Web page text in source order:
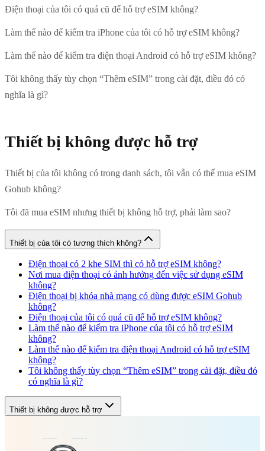
Điện thoại của tôi có quá cũ để hỗ trợ eSIM không?
Làm thế nào để kiểm tra iPhone của tôi có hỗ trợ eSIM không?
Làm thế nào để kiểm tra điện thoại Android có hỗ trợ eSIM không?
Tôi không thấy tùy chọn “Thêm eSIM” trong cài đặt, điều đó có
nghĩa là gì?
Thiết bị không được hỗ trợ
Thiết bị của tôi không có trong danh sách, tôi vẫn có thể mua eSIM
Gohub không?
Tôi đã mua eSIM nhưng thiết bị không hỗ trợ, phải làm sao?
Thiết bị của tôi có tương thích không?
Điện thoại có 2 khe SIM thì có hỗ trợ eSIM không?
Nơi mua điện thoại có ảnh hưởng đến việc sử dụng eSIM
không?
Điện thoại bị khóa nhà mạng có dùng được eSIM Gohub
không?
Điện thoại của tôi có quá cũ để hỗ trợ eSIM không?
Làm thế nào để kiểm tra iPhone của tôi có hỗ trợ eSIM
không?
Làm thế nào để kiểm tra điện thoại Android có hỗ trợ eSIM
không?
Tôi không thấy tùy chọn “Thêm eSIM” trong cài đặt, điều đó
có nghĩa là gì?
Thiết bị không được hỗ trợ